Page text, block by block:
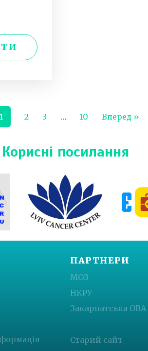
1 2 3 … 10 Вперед »
Корисні посилання
ПАРТНЕРИ
МОЗ
НКРУ
Закарпатська ОВА
Старий сайт